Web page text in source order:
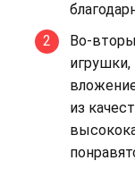
Во-
из